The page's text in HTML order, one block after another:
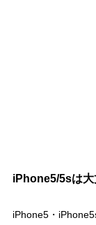
iPhone5/5sは大
iPhone5・